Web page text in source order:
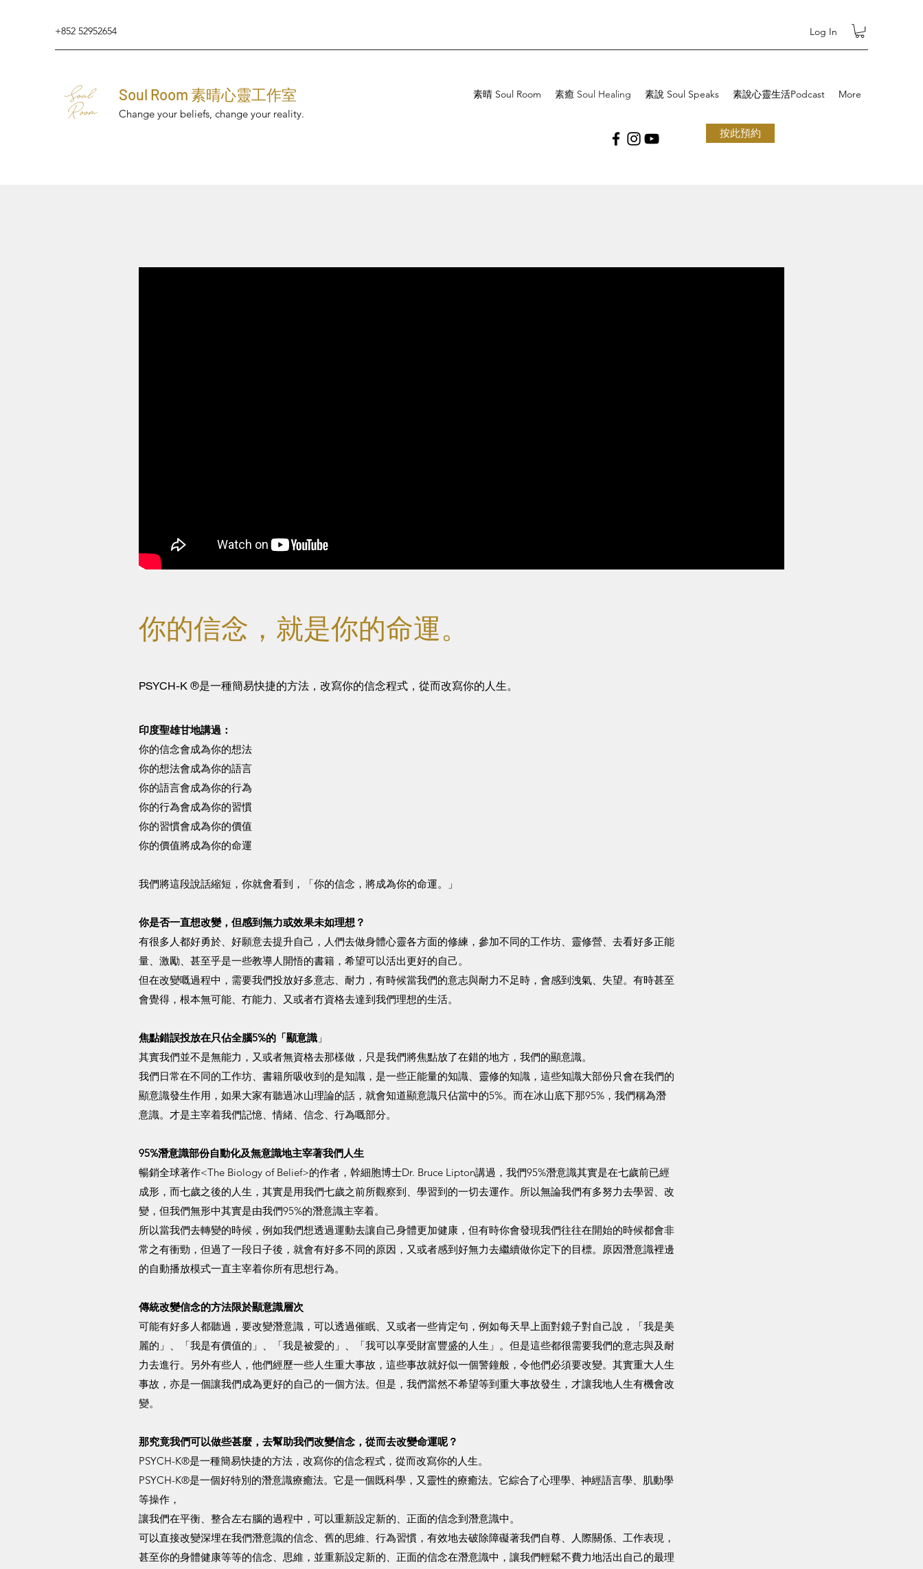
+852 52952654 Log In
Soul Room 素晴心靈工作室
Change your beliefs, change your reality.
素晴 Soul Room 素癒 Soul Healing 素說 Soul Speaks 素說心靈生活Podcast More
按此預約
你的信念，就是你的命運。
PSYCH-K ®是一種簡易快捷的方法，改寫你的信念程式，從而改寫你的人生。
印度聖雄甘地講過：
你的信念會成為你的想法
你的想法會成為你的語言
你的語言會成為你的行為
你的行為會成為你的習慣
你的習慣會成為你的價值
你的價值將成為你的命運
我們將這段說話縮短，你就會看到，「你的信念，將成為你的命運。」
你是否一直想改變，但感到無力或效果未如理想？
有很多人都好勇於、好願意去提升自己，人們去做身體心靈各方面的修練，參加不同的工作坊、靈修營、去看好多正能
量、激勵、甚至乎是一些教導人開悟的書籍，希望可以活出更好的自己。
但在改變嘅過程中，需要我們投放好多意志、耐力，有時候當我們的意志與耐力不足時，會感到洩氣、失望。有時甚至
會覺得，根本無可能、冇能力、又或者冇資格去達到我們理想的生活。
焦點錯誤投放在只佔全腦5%的「顯意識 」
其實我們並不是無能力，又或者無資格去那樣做，只是我們將焦點放了在錯的地方，我們的顯意識。
我們日常在不同的工作坊、書籍所吸收到的是知識，是一些正能量的知識、靈修的知識，這些知識大部份只會在我們的
顯意識發生作用，如果大家有聽過冰山理論的話，就會知道顯意識只佔當中的5%。而在冰山底下那95%，我們稱為潛
意識。才是主宰着我們記憶、情緒、信念、行為嘅部分。
95%潛意識部份自動化及無意識地主宰著我們人生​
暢銷全球著作<The Biology of Belief>的作者，幹細胞博士Dr. Bruce Lipton講過，我們95%潛意識其實是在七歲前已經
成形，而七歲之後的人生，其實是用我們七歲之前所觀察到、學習到的一切去運作。所以無論我們有多努力去學習、改
變，但我們無形中其實是由我們95%的潛意識主宰着。
所以當我們去轉變的時候，例如我們想透過運動去讓自己身體更加健康，但有時你會發現我們往往在開始的時候都會非
常之有衝勁，但過了一段日子後，就會有好多不同的原因，又或者感到好無力去繼續做你定下的目標。原因潛意識裡邊
的自動播放模式一直主宰着你所有思想行為。
傳統改變信念的方法限於顯意識層次
可能有好多人都聽過，要改變潛意識，可以透過催眠、又或者一些肯定句，例如每天早上面對鏡子對自己說，「我是美
麗的」、「我是有價值的」、「我是被愛的」、「我可以享受財富豐盛的人生」。但是這些都很需要我們的意志與及耐
力去進行。另外有些人，他們經歷一些人生重大事故，這些事故就好似一個警鐘般，令他們必須要改變。其實重大人生
事故，亦是一個讓我們成為更好的自己的一個方法。​但是，我們當然不希望等到重大事故發生，才讓我地人生有機會改
變。​
那究竟我們可以做些甚麼，去幫助我們改變信念，從而去改變命運呢？
PSYCH-K​®是一種簡易快捷的方法，改寫你的信念程式，從而改寫你的人生。​​
PSYCH-K®是一個好特別的潛意識療癒法。它是一個既科學，又靈性的療癒法。它綜合了心理學、神經語言學、肌動學
等操作，
讓我們在平衡、整合左右腦的過程中，可以重新設定新的、正面的信念到潛意識中。​
可以直接改變深埋在我們潛意識的信念、舊的思維、行為習慣，有效地去破除障礙著我們自尊、人際關係、工作表現，
甚至你的身體健康等等的信念、思維，並重新設定新的、正面的信念在潛意識中，讓我們輕鬆不費力地活出自己的最理